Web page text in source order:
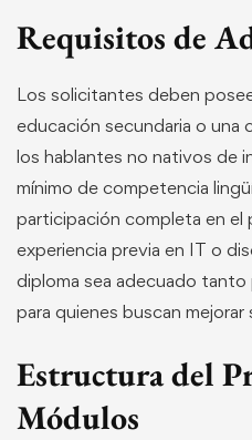
Requisitos de
Los solicitantes deben
educación secundaria o una
los hablantes no nativos de
mínimo de competencia
participación completa en el
experiencia previa en IT o
diploma sea adecuado
para quienes buscan mejorar
Estructura del
Módulos